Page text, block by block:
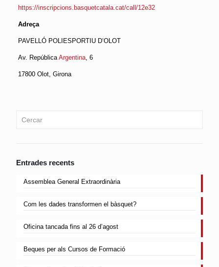
https://inscripcions.basquetcatala.cat/call/12e32
Adreça
PAVELLÓ POLIESPORTIU D’OLOT
Av. República Argentina, 6
17800 Olot, Girona
Entrades recents
Assemblea General Extraordinària
Com les dades transformen el bàsquet?
Oficina tancada fins al 26 d’agost
Beques per als Cursos de Formació